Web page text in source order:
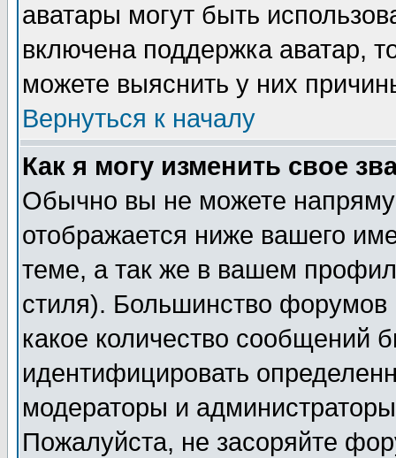
аватары могут быть
включена поддержка аватар,
можете выяснить у них
Вернуться к началу
Как я могу изменить свое
Обычно вы не можете
отображается ниже вашего
теме, а так же в вашем
стиля). Большинство форумов
какое количество сообщений
идентифицировать
модераторы и
Пожалуйста, не засоряйте